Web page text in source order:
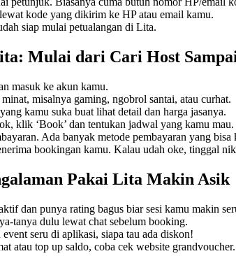
kode yang dikirim ke HP atau email kamu.
siap mulai petualangan di Lita.
Mulai dari Cari Host
masuk ke akun kamu.
misalnya gaming, ngobrol santai, atau curhat.
kamu suka buat lihat detail dan harga jasanya.
klik ‘Book’ dan tentukan jadwal yang kamu mau.
Ada banyak metode pembayaran yang
bookingan kamu. Kalau udah oke, tinggal
Pakai Lita Makin Asik
dan punya rating bagus biar sesi kamu makin
tanya dulu lewat chat sebelum booking.
seru di aplikasi, siapa tau ada diskon!
atau top up saldo, coba cek website